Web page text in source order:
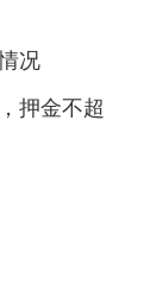
况
押金不超